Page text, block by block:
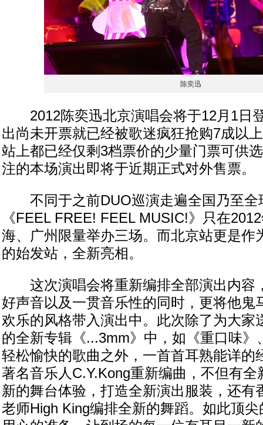
陈奕迅
2012陈奕迅北京演唱会将于12月1日
出尚未开票就已经被歌迷疯狂抢购7成以
站上都已经仅剩3档票价的少量门票可供
注的本场演出即将于近期正式对外售票。
不同于之前DUO巡演走遍全国乃至全
《FEEL FREE! FEEL MUSIC!》只在
海、广州限量举办三场。而北京站更是作
的始发站，全新亮相。
这次演唱会将重新编排全部演出内容
好声音以及一贯音乐性的同时，更将他鬼
欢乐的风格带入演出中。此次除了为大家
的全新专辑《...3mm》中，如《重口味》
轻松愉快的歌曲之外，一首首耳熟能详的
著名音乐人C.Y.Kong重新编曲，不但有
新的舞台体验，打造全新演出服装，还有
老师High King编排全新的舞蹈。如此顶